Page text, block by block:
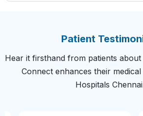
Patient
Hear it firsthand from patients
Connect enhances their
Hospitals